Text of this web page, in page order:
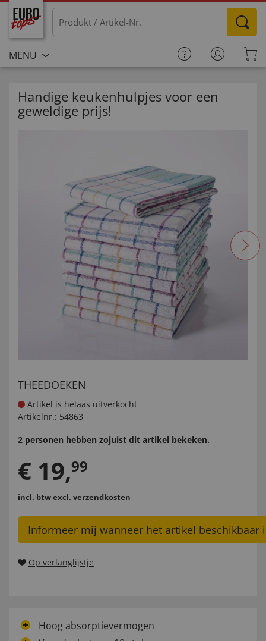
MENU
Handige keukenhulpjes voor een
geweldige prijs!
THEEDOEKEN
Artikel is helaas uitverkocht
Artikelnr.: 54863
2 personen hebben zojuist dit artikel bekeken.
€ 19,99
incl. btwexcl. verzendkosten
Informeer mij wanneer het artikel beschikbaar
Op verlanglijstje
Hoog absorptievermogen